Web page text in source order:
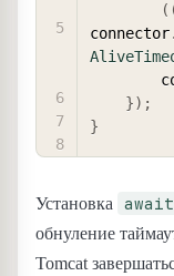
(
connector.
}) ;
}
Установка
обнуление
Tomcat